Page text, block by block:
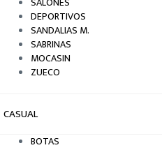
DEPORTIVOS
SANDALIAS M.
SABRINAS
MOCASIN
ZUECO
CASUAL
BOTAS